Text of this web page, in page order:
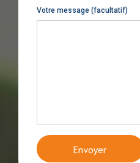
Votre message (facultatif)